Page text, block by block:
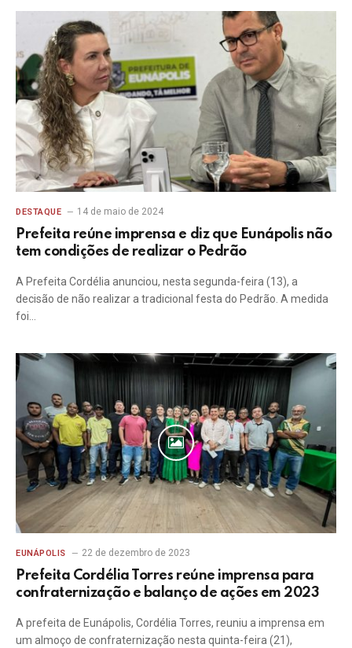
DESTAQUE 14 de maio de 2024
Prefeita reúne imprensa e diz que Eunápolis não
tem condições de realizar o Pedrão
A Prefeita Cordélia anunciou, nesta segunda-feira (13), a
decisão de não realizar a tradicional festa do Pedrão. A medida
foi…
EUNÁPOLIS 22 de dezembro de 2023
Prefeita Cordélia Torres reúne imprensa para
confraternização e balanço de ações em 2023
A prefeita de Eunápolis, Cordélia Torres, reuniu a imprensa em
um almoço de confraternização nesta quinta-feira (21),